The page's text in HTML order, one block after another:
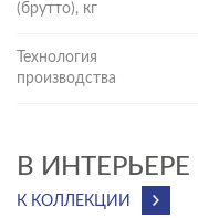
(брутто), кг
Технология
производства
В ИНТЕРЬЕРЕ
К КОЛЛЕКЦИИ